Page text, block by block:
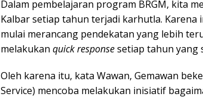
Dalam pembelajaran program BRGM, kita
Kalbar setiap tahun terjadi karhutla.
mulai merancang pendekatan yang lebih
melakukan quick responsesetiap tahun yang
Oleh karena itu, kata Wawan, Gemawan
Service) mencoba melakukan inisiatif